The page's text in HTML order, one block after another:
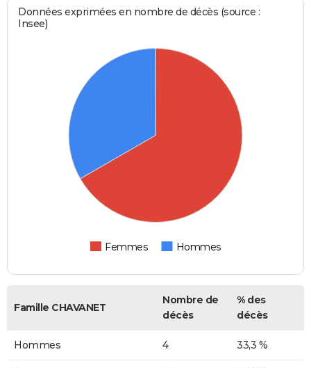
Données exprimées en nombre de décès (source :
Insee)
Femmes Hommes
Famille CHAVANET
Nombre de
décès
% des
décès
Hommes 4 33,3 %